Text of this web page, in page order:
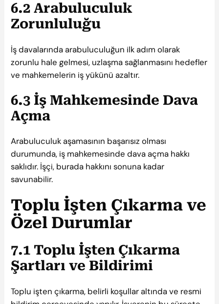
6.2 Arabuluculuk
Zorunluluğu
İş davalarında arabuluculuğun ilk adım olarak
zorunlu hale gelmesi, uzlaşma sağlanmasını hedefler
ve mahkemelerin iş yükünü azaltır.
6.3 İş Mahkemesinde Dava
Açma
Arabuluculuk aşamasının başarısız olması
durumunda, iş mahkemesinde dava açma hakkı
saklıdır. İşçi, burada hakkını sonuna kadar
savunabilir.
Toplu İşten Çıkarma ve
Özel Durumlar
7.1 Toplu İşten Çıkarma
Şartları ve Bildirimi
Toplu işten çıkarma, belirli koşullar altında ve resmi